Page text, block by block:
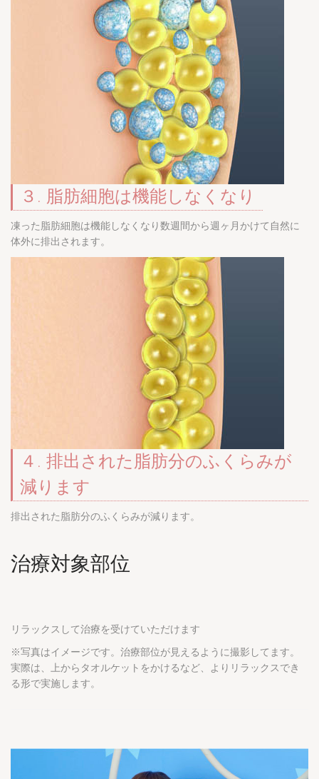
３. 脂肪細胞は機能しなくなり
凍った脂肪細胞は機能しなくなり数週間から週ヶ月かけて自然に
体外に排出されます。
４. 排出された脂肪分のふくらみが
減ります
排出された脂肪分のふくらみが減ります。
治療対象部位
リラックスして治療を受けていただけます
※写真はイメージです。治療部位が見えるように撮影してます。
実際は、上からタオルケットをかけるなど、よりリラックスでき
る形で実施します。